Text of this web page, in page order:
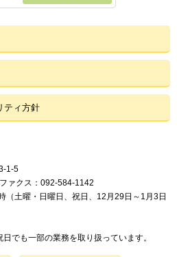
ティ方針
1-5
ァクス：092-584-1142
（土曜・日曜日、祝日、12月29日～1月3日
でも一部の業務を取り扱っています。